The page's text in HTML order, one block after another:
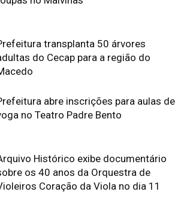
transplanta 50 árvores
do Cecap para a região do
abre inscrições para aulas de
no Teatro Padre Bento
Histórico exibe documentário
os 40 anos da Orquestra de
Coração da Viola no dia 11